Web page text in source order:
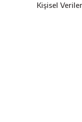
Kişisel